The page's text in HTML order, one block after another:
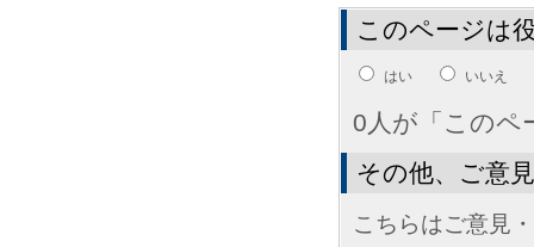
このページは
はい いいえ
0人が「このペ
その他、ご意
こちらはご意見